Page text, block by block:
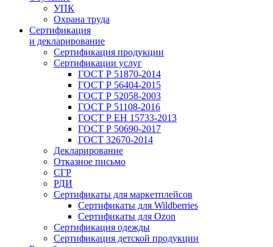
УПК
Охрана труда
Сертификация
и декларирование
Сертификация продукции
Сертификации услуг
ГОСТ Р 51870-2014
ГОСТ Р 56404-2015
ГОСТ Р 52058-2003
ГОСТ Р 51108-2016
ГОСТ Р ЕН 15733-2013
ГОСТ Р 50690-2017
ГОСТ 32670-2014
Декларирование
Отказное письмо
СГР
РДИ
Сертификаты для маркетплейсов
Сертификаты для Wildberries
Сертификаты для Ozon
Сертификация одежды
Сертификация детской продукции